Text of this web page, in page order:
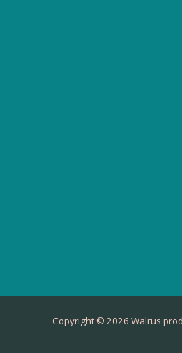
Copyright © 2026 Walrus